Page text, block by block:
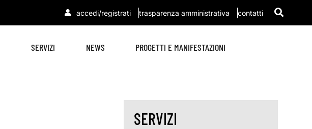
accedi/registrati trasparenza amministrativa contatti
SERVIZI NEWS PROGETTI E MANIFESTAZIONI
SERVIZI